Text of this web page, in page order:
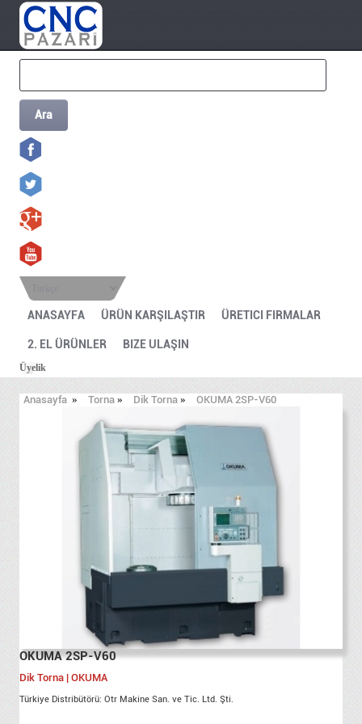
Ara
ANASAYFA ÜRÜN KARŞILAŞTIR ÜRETICI FIRMALAR
2. EL ÜRÜNLER BIZE ULAŞIN
Üyelik
Anasayfa » Torna » Dik Torna » OKUMA 2SP-V60
OKUMA 2SP-V60
Dik Torna | OKUMA
Türkiye Distribütörü: Otr Makine San. ve Tic. Ltd. Şti.